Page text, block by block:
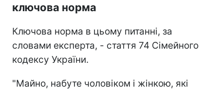
ключова норма
Ключова норма в цьому питанні, за
словами експерта, - стаття 74 Сімейного
кодексу України.
"Майно, набуте чоловіком і жінкою, які